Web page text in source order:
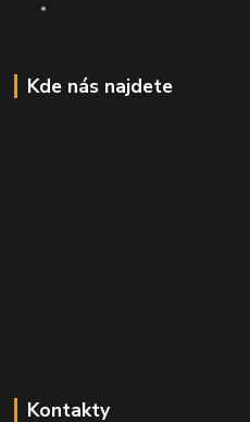
Kde nás najdete
Kontakty